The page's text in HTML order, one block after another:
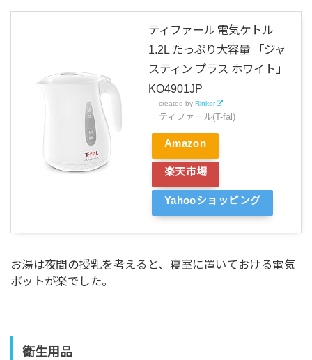
ティファール 電気ケトル
1.2L たっぷり大容量 「ジャ
スティン プラス ホワイト」
KO4901JP
created by Rinker
ティファール(T-fal)
Amazon
楽天市場
Yahooショッピング
お湯は夜間の授乳を考えると、寝室に置いておける電気
ポットが楽でした。
衛生用品